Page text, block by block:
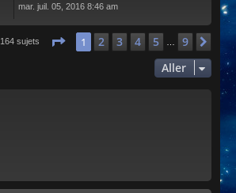
mar. juil. 05, 2016 8:46 am
164 sujets Page 1sur
1 2 3 4 5 9
Aller